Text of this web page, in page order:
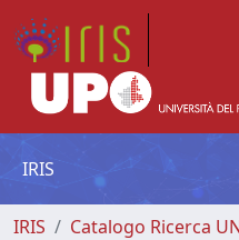
IRIS
IRIS
Catalogo Ricerca